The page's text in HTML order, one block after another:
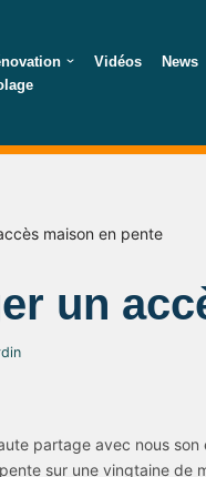
Vidéos News
maison en pente
un
partage avec nous son
sur une vingtaine de